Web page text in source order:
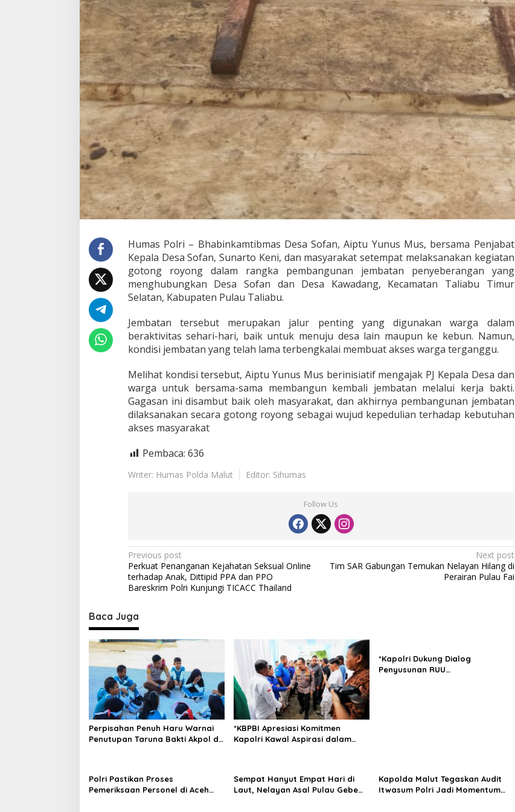
Humas Polri – Bhabinkamtibmas Desa Sofan, Aiptu Yunus Mus, bersama Penjabat
Kepala Desa Sofan, Sunarto Keni, dan masyarakat setempat melaksanakan kegiatan
gotong royong dalam rangka pembangunan jembatan penyeberangan yang
menghubungkan Desa Sofan dan Desa Kawadang, Kecamatan Taliabu Timur
Selatan, Kabupaten Pulau Taliabu.
Jembatan tersebut merupakan jalur penting yang digunakan warga dalam
beraktivitas sehari-hari, baik untuk menuju desa lain maupun ke kebun. Namun,
kondisi jembatan yang telah lama terbengkalai membuat akses warga terganggu.
Melihat kondisi tersebut, Aiptu Yunus Mus berinisiatif mengajak PJ Kepala Desa dan
warga untuk bersama-sama membangun kembali jembatan melalui kerja bakti.
Gagasan ini disambut baik oleh masyarakat, dan akhirnya pembangunan jembatan
dilaksanakan secara gotong royong sebagai wujud kepedulian terhadap kebutuhan
akses masyarakat
Pembaca: 636
Writer: Humas Polda Malut Editor: Sihumas
Follow Us
P
o
s
n
a
v
i
g
a
t
i
n
Previous post
Perkuat Penanganan Kejahatan Seksual Online
terhadap Anak, Dittipid PPA dan PPO
Bareskrim Polri Kunjungi TICACC Thailand
Next post
Tim SAR Gabungan Temukan Nelayan Hilang di
Perairan Pulau Fai
Baca Juga
Perpisahan Penuh Haru Warnai
Penutupan Taruna Bakti Akpol di
*KBPBI Apresiasi Komitmen
Kapolri Kawal Aspirasi dalam
*Kapolri Dukung Dialog
Penyusunan RUU
Polri Pastikan Proses
Pemeriksaan Personel di Aceh
Sempat Hanyut Empat Hari di
Laut, Nelayan Asal Pulau Gebe
Kapolda Malut Tegaskan Audit
Itwasum Polri Jadi Momentum